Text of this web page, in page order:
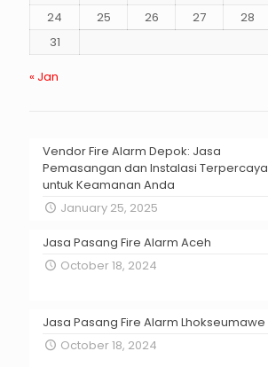
24
25 26 27 28
31
« Jan
Vendor Fire Alarm Depok: Jasa
Pemasangan dan Instalasi Terpercaya
untuk Keamanan Anda
January 25, 2025
Jasa Pasang Fire Alarm Aceh
October 18, 2024
Jasa Pasang Fire Alarm Lhokseumawe
October 18, 2024